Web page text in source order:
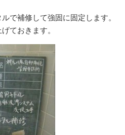
で補修して強固に固定します。
ておきます。